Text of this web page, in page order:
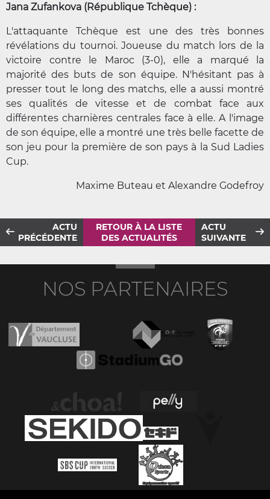
Jana Zufankova (République Tchèque) :
L'attaquante Tchèque est une des très bonnes
révélations du tournoi. Joueuse du match lors de la
victoire contre le Maroc (3-0), elle a marqué la
majorité des buts de son équipe. N'hésitant pas à
presser tout le long des matchs, elle a aussi montré
ses qualités de vitesse et de combat face aux
différentes charnières centrales face à elle. A l'image
de son équipe, elle a montré une très belle facette de
son jeu pour la première de son pays à la Sud Ladies
Cup.
Maxime Buteau et Alexandre Godefroy
ACTU
PRÉCÉDENTE
RETOUR À LA LISTE
DES ACTUALITÉS
ACTU
SUIVANTE
NOS PARTENAIRES